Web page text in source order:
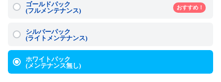
ゴールドパック
(フルメンテナンス)
おすすめ！
シルバーパック
(ライトメンテナンス)
ホワイトパック
(メンテナンス無し)